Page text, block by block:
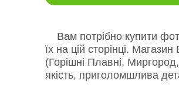
Вам потрібно купити
їх на цій сторінці.
(Горішні Плавні,
якість, приголомшлива